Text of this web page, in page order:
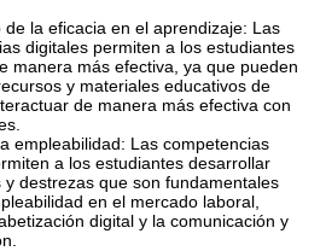
de la eficacia en el aprendizaje: Las
digitales permiten a los estudiantes
manera más efectiva, ya que pueden
y materiales educativos de
de manera más efectiva con
empleabilidad: Las competencias
a los estudiantes desarrollar
y destrezas que son fundamentales
en el mercado laboral,
digital y la comunicación y